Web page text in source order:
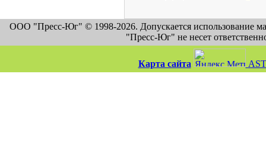
ООО "Пресс-Юг" © 1998-2026. Допускается использование
"Пресс-Юг" не несет
Карта сайта